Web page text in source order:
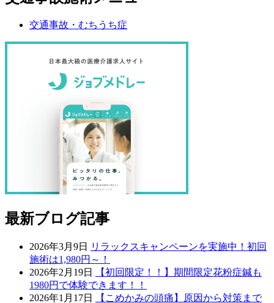
交通事故・むちうち症
最新ブログ記事
2026年3月9日
リラックスキャンペーンを実施中！初回
施術は1,980円～！
2026年2月19日
【初回限定！！】期間限定花粉症鍼も
1980円で体験できます！！
2026年1月17日
【こめかみの頭痛】原因から対策まで